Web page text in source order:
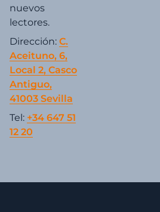
nuevos
lectores.
Dirección: C.
Aceituno, 6,
Local 2, Casco
Antiguo,
41003 Sevilla
Tel: +34 647 51
12 20